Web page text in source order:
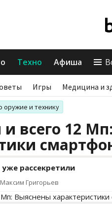
Техно Афиша
Игры Медицина и
оружие и технику
и всего 12
рассекретили
Григорьев